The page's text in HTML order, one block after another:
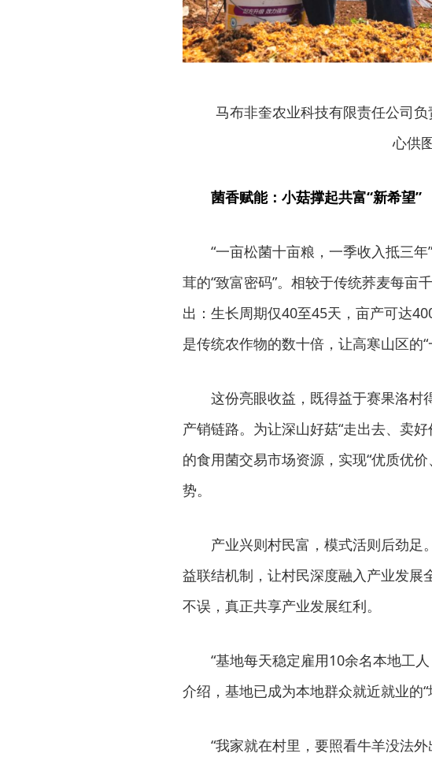
马布非奎农业科技有限责任公司
心供
菌香赋能：小菇撑起共富“新希望”
“一亩松菌十亩粮，一季收入抵三
茸的“致富密码”。相较于传统荞麦每亩
出：生长周期仅40至45天，亩产可达
是传统农作物的数十倍，让高寒山区的“
这份亮眼收益，既得益于赛果洛村
产销链路。为让深山好菇“走出去、卖
的食用菌交易市场资源，实现“优质优
势。
产业兴则村民富，模式活则后劲足
益联结机制，让村民深度融入产业发展
不误，真正共享产业发展红利。
“基地每天稳定雇用10余名本地工
介绍，基地已成为本地群众就近就业的“
“我家就在村里，要照看牛羊没法